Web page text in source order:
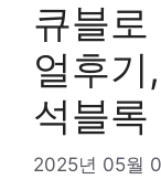
큐블
얼후
석블록
2025년 05월